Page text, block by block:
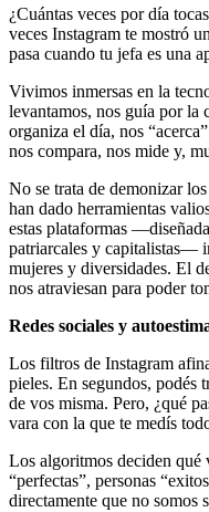
¿Cuántas veces por día
veces Instagram te mostró
pasa cuando tu jefa es una
Vivimos inmersas en la
levantamos, nos guía por la
organiza el día, nos
nos compara, nos mide y,
No se trata de demonizar
han dado herramientas
estas plataformas
patriarcales y capitalistas—
mujeres y diversidades. El
nos atraviesan para poder
Redes sociales y
Los filtros de Instagram
pieles. En segundos, podés
de vos misma. Pero, ¿qué
vara con la que te medís
Los algoritmos deciden qué
“perfectas”, personas
directamente que no